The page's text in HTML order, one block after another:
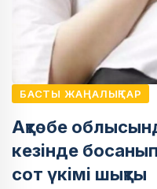
БАСТЫ ЖАҢАЛЫҚТАР
Ақтөбе
кезінде
сот үкімі шықты